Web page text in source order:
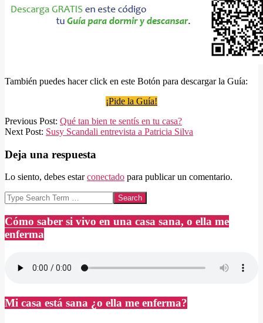
También puedes hacer click en este Botón para descargar la Guía:
¡Pide la Guía!
2024-
06-
Previous Post: Qué tan bien te sentís en tu casa?
Next Post: Susy Scandali entrevista a Patricia Silva
Deja una respuesta
Lo siento, debes estarconectado para publicar un comentario.
Search
Cómo saber si vivo en una casa sana, o ella me
enferma
Mi casa está sana ¿o ella me enferma?